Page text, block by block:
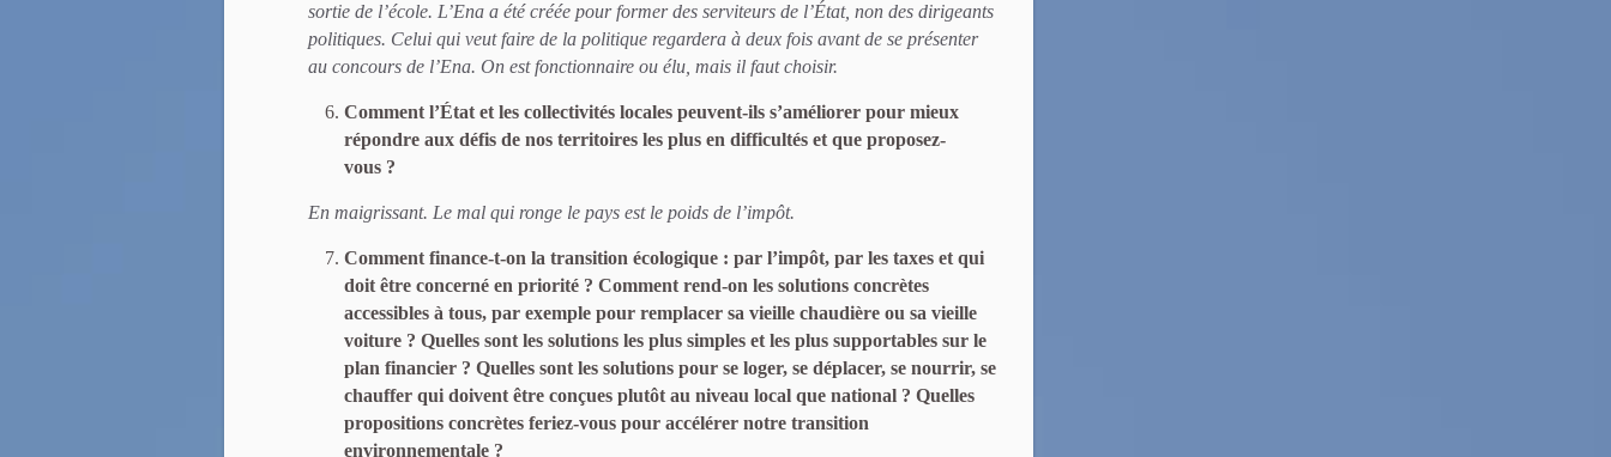
sortie de l’école. L’Ena a été créée pour former des serviteurs de l’État, non des dirigeants
politiques. Celui qui veut faire de la politique regardera à deux fois avant de se présenter
au concours de l’Ena. On est fonctionnaire ou élu, mais il faut choisir.
Comment l’État et les collectivités locales peuvent-ils s’améliorer pour mieux
répondre aux défis de nos territoires les plus en difficultés et que proposez-
vous ?
En maigrissant. Le mal qui ronge le pays est le poids de l’impôt.
Comment finance-t-on la transition écologique : par l’impôt, par les taxes et qui
doit être concerné en priorité ? Comment rend-on les solutions concrètes
accessibles à tous, par exemple pour remplacer sa vieille chaudière ou sa vieille
voiture ? Quelles sont les solutions les plus simples et les plus supportables sur le
plan financier ? Quelles sont les solutions pour se loger, se déplacer, se nourrir, se
chauffer qui doivent être conçues plutôt au niveau local que national ? Quelles
propositions concrètes feriez-vous pour accélérer notre transition
environnementale ?